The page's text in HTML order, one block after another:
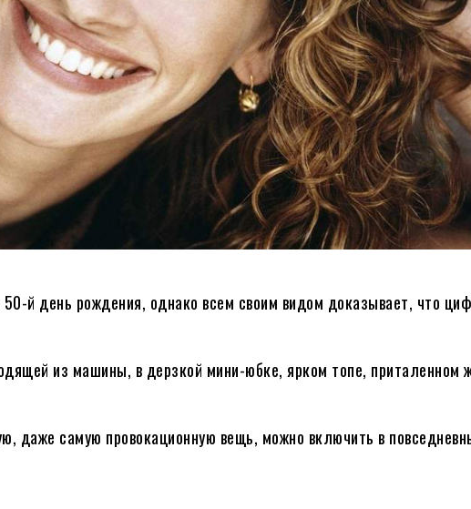
й день рождения, однако всем своим видом доказывает, что
из машины, в дерзкой мини-юбке, ярком топе, приталенном
даже самую провокационную вещь, можно включить в